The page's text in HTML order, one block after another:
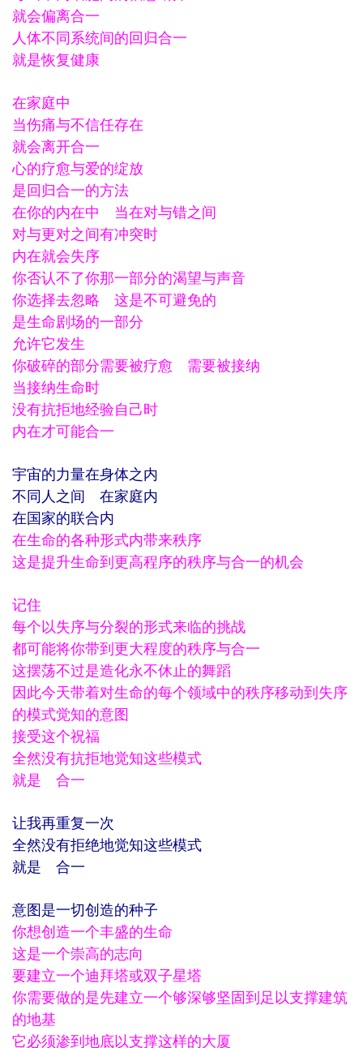
就会偏离合一
人体不同系统间的回归合一
就是恢复健康
在家庭中
当伤痛与不信任存在
就会离开合一
心的疗愈与爱的绽放
是回归合一的方法
在你的内在中 当在对与错之间
对与更对之间有冲突时
内在就会失序
你否认不了你那一部分的渴望与声音
你选择去忽略 这是不可避免的
是生命剧场的一部分
允许它发生
你破碎的部分需要被疗愈 需要被接纳
当接纳生命时
没有抗拒地经验自己时
内在才可能合一
宇宙的力量在身体之内
不同人之间 在家庭内
在国家的联合内
在生命的各种形式内带来秩序
这是提升生命到更高程序的秩序与合一的机会
记住
每个以失序与分裂的形式来临的挑战
都可能将你带到更大程度的秩序与合一
这摆荡不过是造化永不休止的舞蹈
因此今天带着对生命的每个领域中的秩序移动到失序
的模式觉知的意图
接受这个祝福
全然没有抗拒地觉知这些模式
就是 合一
让我再重复一次
全然没有拒绝地觉知这些模式
就是 合一
意图是一切创造的种子
你想创造一个丰盛的生命
这是一个崇高的志向
要建立一个迪拜塔或双子星塔
你需要做的是先建立一个够深够坚固到足以支撑建筑
的地基
它必须渗到地底以支撑这样的大厦